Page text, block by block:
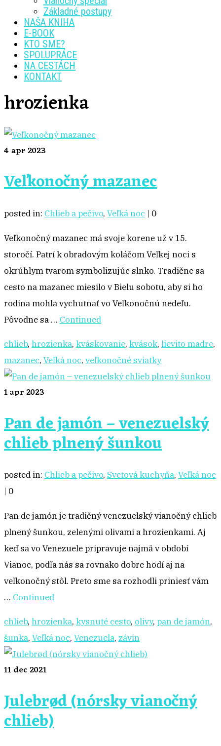
Základné postupy
NAŠA KNIHA
E-BOOK
KTO SME?
SPOLUPRÁCE
NA CESTÁCH
KONTAKT
hrozienka
4 apr 2023
Veľkonočný mazanec
posted in: Chlieb a pečivo, Veľká noc | 0
Veľkonočný mazanec má svoje korene už v 15.
storočí. Patrí k obradovým koláčom Veľkej noci s
okrúhlym tvarom symbolizujúc slnko. Tradične sa
cesto na mazanec miesilo v Bielu sobotu, aby si ho
rodina mohla vychutnať vo Veľkonočnú nedeľu.
Pôvodne sa … Continued
chlieb, hrozienka, kváskovanie, kvások, lievito madre,
mazanec, Veľká noc, veľkonočné sviatky
1apr 2023
Pan de jamón – venezuelský
chlieb plnený šunkou
posted in: Chlieb a pečivo, Svetová kuchyňa, Veľká noc
| 0
Pan de jamón je tradičný venezuelský vianočný chlieb
plnený šunkou, zelenými olivami a hrozienkami. Aj
keď sa vo Venezuele pripravuje najmä v období
Vianoc, podľa nás sa rovnako dobre hodí aj na
veľkonočný stôl. Preto sme sa rozhodli priniesť vám
… Continued
chlieb, hrozienka, kysnuté cesto, olivy, pan de jamón,
šunka, Veľká noc, Venezuela, závin
11 dec 2021
Julebrød (nórsky vianočný
chlieb)